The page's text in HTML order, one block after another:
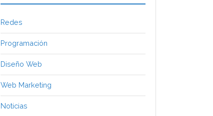
Redes
Programación
Diseño Web
Web Marketing
Noticias